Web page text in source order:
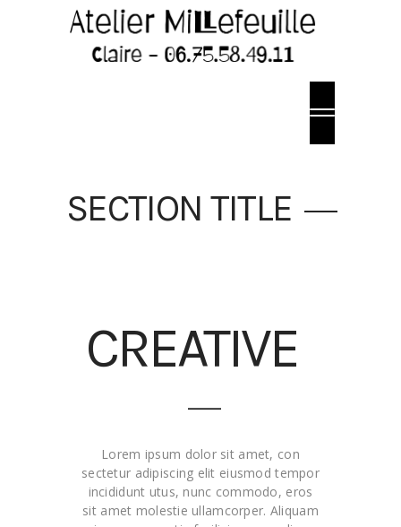
SECTION TITLE
CREATIVE
Lorem ipsum dolor sit amet, con
sectetur adipiscing elit eiusmod tempor
incididunt utus, nunc commodo, eros
sit amet molestie ullamcorper. Aliquam